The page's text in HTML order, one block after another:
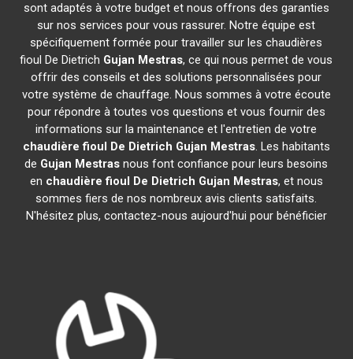
sont adaptés à votre budget et nous offrons des garanties
sur nos services pour vous rassurer. Notre équipe est
spécifiquement formée pour travailler sur les chaudières
fioul De Dietrich Gujan Mestras, ce qui nous permet de vous
offrir des conseils et des solutions personnalisées pour
votre système de chauffage. Nous sommes à votre écoute
pour répondre à toutes vos questions et vous fournir des
informations sur la maintenance et l'entretien de votre
chaudière fioul De Dietrich Gujan Mestras. Les habitants
de Gujan Mestras nous font confiance pour leurs besoins
en chaudière fioul De Dietrich Gujan Mestras, et nous
sommes fiers de nos nombreux avis clients satisfaits.
N'hésitez plus, contactez-nous aujourd'hui pour bénéficier